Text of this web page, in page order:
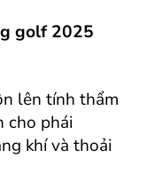
golf 2025
lên tính thẩm
cho phái
khí và thoải